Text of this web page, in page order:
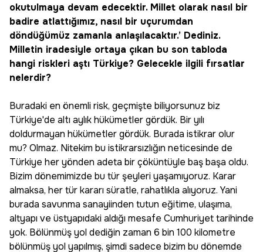
okutulmaya devam edecektir. Millet olarak nasıl bir
badire atlattığımız, nasıl bir uçurumdan
döndüğümüz zamanla anlaşılacaktır.’ Dediniz.
Milletin iradesiyle ortaya çıkan bu son tabloda
hangi riskleri aştı Türkiye? Gelecekle ilgili fırsatlar
nelerdir?
Buradaki en önemli risk, geçmişte biliyorsunuz biz
Türkiye'de altı aylık hükümetler gördük. Bir yılı
doldurmayan hükümetler gördük. Burada istikrar olur
mu? Olmaz. Nitekim bu istikrarsızlığın neticesinde de
Türkiye her yönden adeta bir çöküntüyle baş başa oldu.
Bizim dönemimizde bu tür şeyleri yaşamıyoruz. Karar
almaksa, her tür kararı süratle, rahatlıkla alıyoruz. Yani
burada savunma sanayiinden tutun eğitime, ulaşıma,
altyapı ve üstyapıdaki aldığı mesafe Cumhuriyet tarihinde
yok. Bölünmüş yol dediğin zaman 6 bin 100 kilometre
bölünmüş yol yapılmış, şimdi sadece bizim bu dönemde